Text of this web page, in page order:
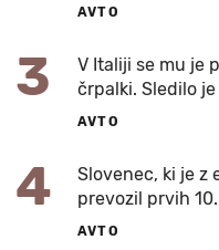
AVTO
3
V Italiji se mu je
črpalki. Sledilo
AVTO
4
Slovenec, ki je z
prevozil prvih
AVTO